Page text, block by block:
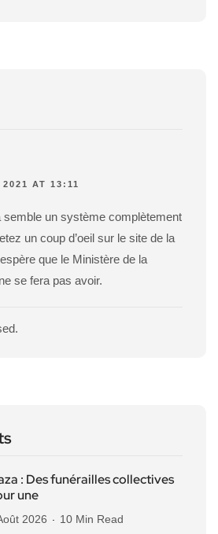
AT 13:11
semble un système complètement
un coup d’oeil sur le site de la
que le Ministère de la
se fera pas avoir.
: Des funérailles collectives
une
2026 10 Min Read